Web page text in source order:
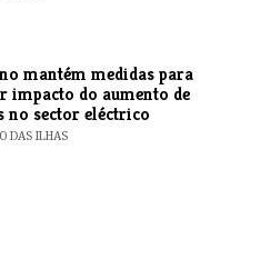
mantém medidas para
impacto do aumento de
no sector eléctrico
DAS ILHAS